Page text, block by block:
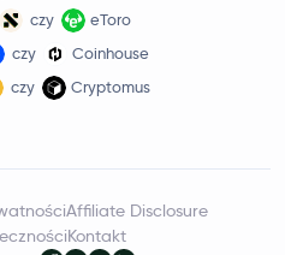
czy
eToro
czy
Coinhouse
czy Cryptomus
Affiliate Disclosure
Kontakt